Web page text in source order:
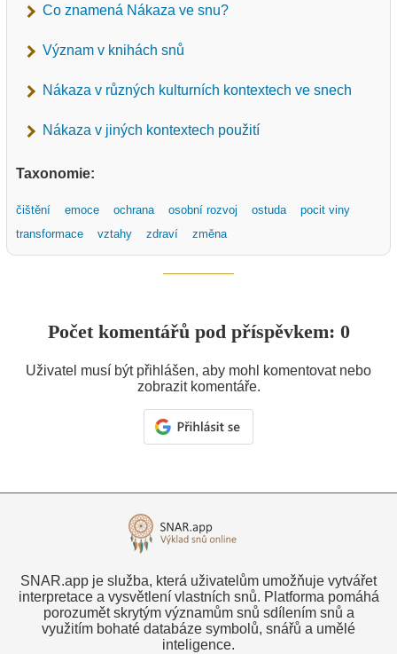
Co znamená Nákaza ve snu?
Význam v knihách snů
Nákaza v různých kulturních kontextech ve snech
Nákaza v jiných kontextech použití
Taxonomie:
čištění emoce ochrana osobní rozvoj ostuda
pocit viny
transformace
vztahy zdraví změna
Počet komentářů pod příspěvkem: 0
Uživatel musí být přihlášen, aby mohl komentovat nebo
zobrazit komentáře.
SNAR.app je služba, která uživatelům umožňuje vytvářet
interpretace a vysvětlení vlastních snů. Platforma pomáhá
porozumět skrytým významům snů sdílením snů a
využitím bohaté databáze symbolů, snářů a umělé
inteligence.